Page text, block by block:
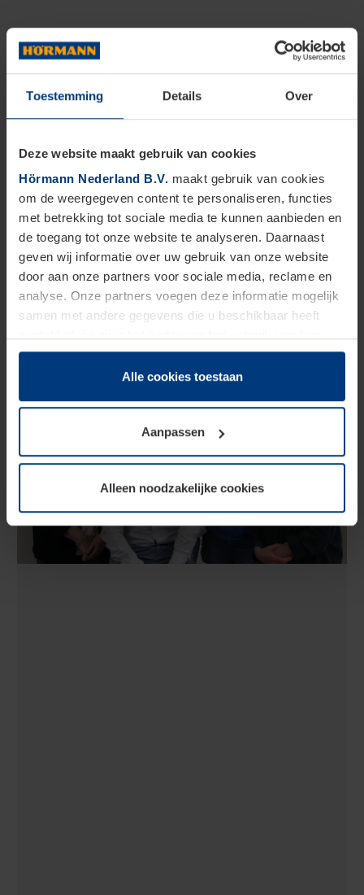
Toestemming Details Over
Deze website maakt gebruik van cookies
Hörmann Nederland B.V. maakt gebruik van cookies
om de weergegeven content te personaliseren, functies
met betrekking tot sociale media te kunnen aanbieden en
de toegang tot onze website te analyseren. Daarnaast
geven wij informatie over uw gebruik van onze website
door aan onze partners voor sociale media, reclame en
analyse. Onze partners voegen deze informatie mogelijk
samen met andere gegevens die u beschikbaar heeft
dienstverlening hebben verzameld.
Juridisch zijn wij gerechtigd om cookies op uw computer
onze pagina's absoluut noodzakelijk is. Voor alle andere
soorten cookies is uw toestemming vereist. Uw
toestemming kunt u op elk moment bij de uitleg van de
wijzigen of herroepen.
Alle cookies toestaan
Aanpassen
Alleen noodzakelijke cookies
Ervaringen van onze medewerkers
Hoe ervaren zij het om te werken bij
Hörmann?